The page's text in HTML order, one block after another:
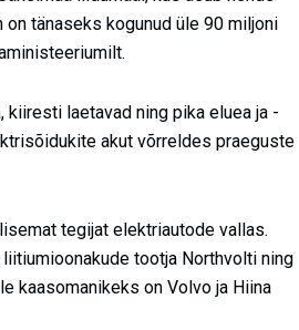
tänaseks kogunud üle 90 miljoni
laetavad ning pika eluea ja -
akut võrreldes praeguste
tegijat elektriautode vallas.
tootja Northvolti ning
kaasomanikeks on Volvo ja Hiina